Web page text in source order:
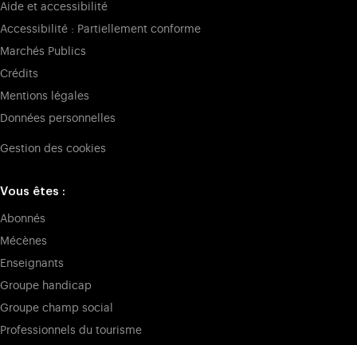
Aide et accessibilité
Accessibilité : Partiellement conforme
Marchés Publics
Crédits
Mentions légales
Données personnelles
Gestion des cookies
Vous êtes :
Abonnés
Mécènes
Enseignants
Groupe handicap
Groupe champ social
Professionnels du tourisme